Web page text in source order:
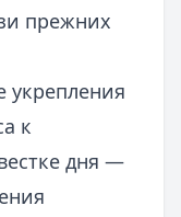
прежних
укрепления
к
дня —